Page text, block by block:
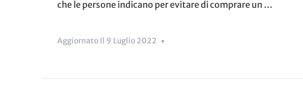
che le persone indicano per evitare di comprare un …
Aggiornato Il 9 Luglio 2022